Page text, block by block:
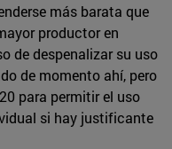
más barata que
productor en
de despenalizar su uso
de momento ahí, pero
para permitir el uso
si hay justificante